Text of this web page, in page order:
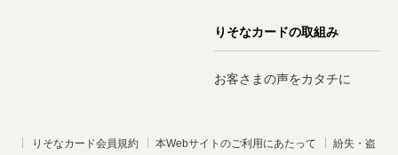
りそなカードの取組み
お客さまの声をカタチに
りそなカード会員規約 本Webサイトのご利用にあたって 紛失・盗